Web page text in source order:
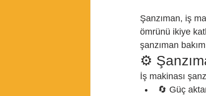
Şanzıman, iş
ömrünü ikiye
şanzıman
⚙️
İş makinası
🔄 Güç